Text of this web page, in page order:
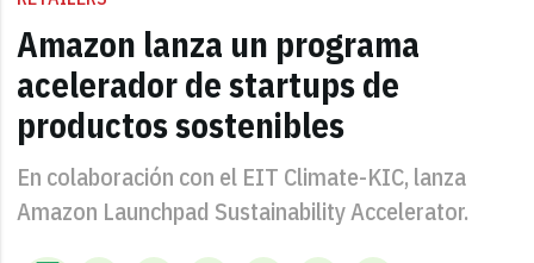
Amazon lanza un programa
acelerador de startups de
productos sostenibles
En colaboración con el EIT Climate-KIC, lanza
Amazon Launchpad Sustainability Accelerator.